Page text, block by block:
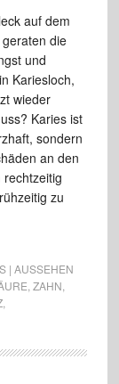
auf dem
die
und
Kariesloch,
wieder
Karies ist
sondern
an den
zu
| AUSSEHEN
ZAHN
,